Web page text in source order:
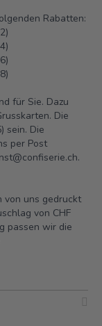
Rabatten:
für Sie. Dazu
Die
sein. Die
per Post
.
von uns gedruckt
von CHF
passen wir die